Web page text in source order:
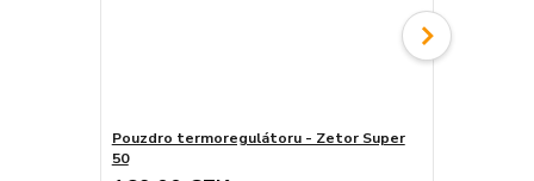
Pouzdro termoregulátoru - Zetor Super
50